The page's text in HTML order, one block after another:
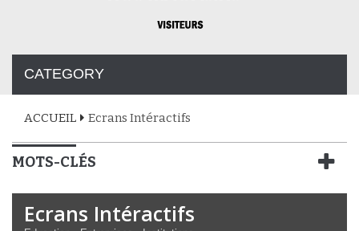
CATEGORY
ACCUEIL Ecrans Intéractifs
MOTS-CLÉS
Ecrans Intéractifs